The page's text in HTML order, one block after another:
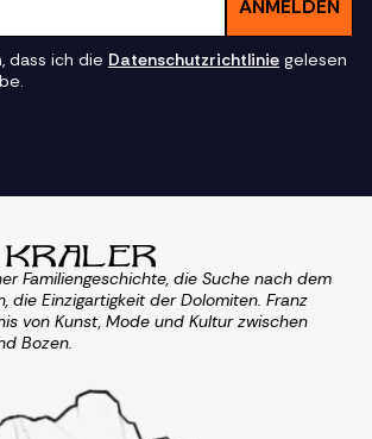
ANMELDEN
dass ich die Datenschutzrichtlinie gelesen
Familiengeschichte, die Suche nach dem
die Einzigartigkeit der Dolomiten. Franz
von Kunst, Mode und Kultur zwischen
Bozen.